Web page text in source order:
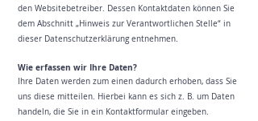
den Websitebetreiber. Dessen Kontaktdaten können Sie
dem Abschnitt „Hinweis zur Verantwortlichen Stelle“ in
dieser Datenschutzerklärung entnehmen.
Wie erfassen wir Ihre Daten?
Ihre Daten werden zum einen dadurch erhoben, dass Sie
uns diese mitteilen. Hierbei kann es sich z. B. um Daten
handeln, die Sie in ein Kontaktformular eingeben.